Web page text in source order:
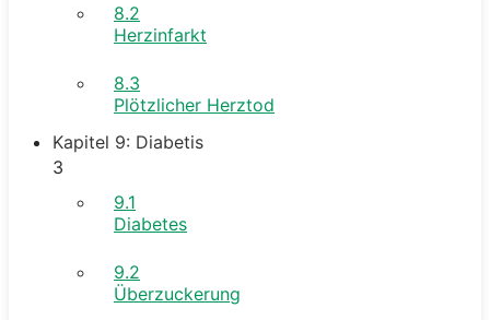
8.2
Herzinfarkt
8.3
Plötzlicher Herztod
Kapitel 9: Diabetis
3
9.1
Diabetes
9.2
Überzuckerung